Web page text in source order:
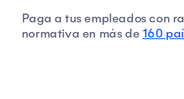
Paga a tus empleados con
normativa en más de 160